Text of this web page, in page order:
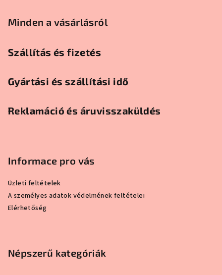
Minden a vásárlásról
Szállítás és fizetés
Gyártási és szállítási idő
Reklamáció és áruvisszaküldés
Informace pro vás
Üzleti feltételek
A személyes adatok védelmének feltételei
Elérhetőség
Népszerű kategóriák